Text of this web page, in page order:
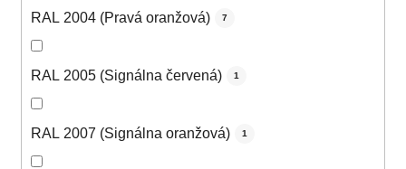
RAL 2004 (Pravá oranžová) 7
RAL 2005 (Signálna červená) 1
RAL 2007 (Signálna oranžová) 1